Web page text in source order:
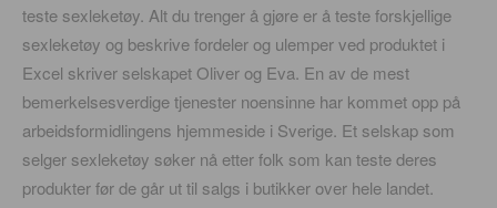
teste sexleketøy. Alt du trenger å gjøre er å teste forskjellige
sexleketøy og beskrive fordeler og ulemper ved produktet i
Excel skriver selskapet Oliver og Eva. En av de mest
bemerkelsesverdige tjenester noensinne har kommet opp på
arbeidsformidlingens hjemmeside i Sverige. Et selskap som
selger sexleketøy søker nå etter folk som kan teste deres
produkter før de går ut til salgs i butikker over hele landet.